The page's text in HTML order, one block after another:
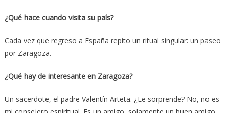
¿Qué hace cuando visita su país?
Cada vez que regreso a España repito un ritual singular: un paseo
por Zaragoza.
¿Qué hay de interesante en Zaragoza?
Un sacerdote, el padre Valentín Arteta. ¿Le sorprende? No, no es